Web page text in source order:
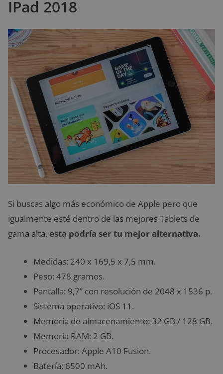
IPad 2018
Si buscas algo más económico de Apple pero que
igualmente esté dentro de las mejores Tablets de
gama alta, esta podría ser tu mejor alternativa.
Medidas: 240 x 169,5 x 7,5 mm.
Peso: 478 gramos.
Pantalla: 9,7” con resolución de 2048 x 1536 p.
Sistema operativo: iOS 11.
Memoria de almacenamiento: 32 GB / 128 GB.
Memoria RAM: 2 GB.
Procesador: Apple A10 Fusion.
Batería: 6500 mAh.